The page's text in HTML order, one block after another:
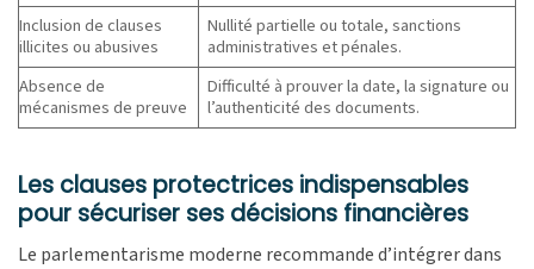
Inclusion de clauses
illicites ou abusives
Nullité partielle ou totale, sanctions
administratives et pénales.
Absence de
mécanismes de preuve
Difficulté à prouver la date, la signature ou
l’authenticité des documents.
Les clauses protectrices indispensables
pour sécuriser ses décisions financières
Le parlementarisme moderne recommande d’intégrer dans